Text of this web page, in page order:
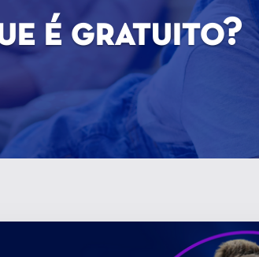
é gratuito?